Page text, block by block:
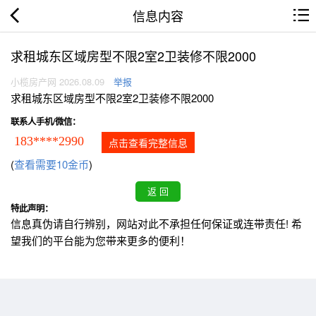
信息内容
求租城东区域房型不限2室2卫装修不限2000
小榄房产网 2026.08.09 举报
求租城东区域房型不限2室2卫装修不限2000
联系人手机/微信：
183****2990 点击查看完整信息
(查看需要10金币)
特此声明：
信息真伪请自行辨别，网站对此不承担任何保证或连带责任! 希
望我们的平台能为您带来更多的便利！